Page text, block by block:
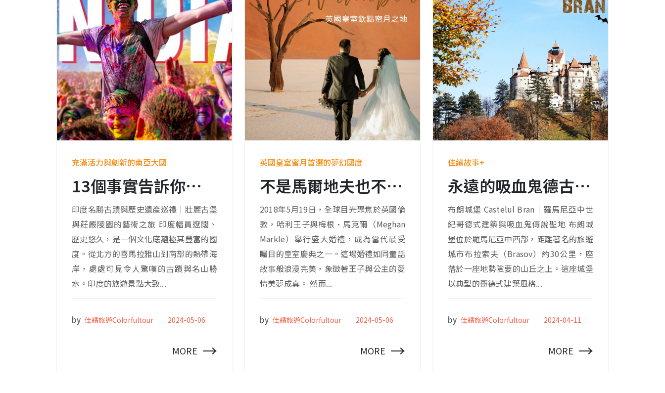
充滿活力與創新的南亞大國
13個事實告訴你，印度並不落後！
印度名勝古蹟與歷史遺產巡禮｜壯麗古堡
與莊嚴陵園的藝術之旅 印度幅員遼闊、
歷史悠久，是一個文化底蘊極其豐富的國
度。從北方的喜馬拉雅山到南部的熱帶海
岸，處處可見令人驚嘆的古蹟與名山勝
水。印度的旅遊景點大致...
by 佳繽旅遊Colorfultour 2024-05-06
MORE →
英國皇室蜜月首選的夢幻國度
不是馬爾地夫也不是巴黎，皇室蜜月竟選這裡！納米比亞魅力無法擋
2018年5月19日，全球目光聚焦於英國倫
敦，哈利王子與梅根·馬克爾（Meghan
Markle）舉行盛大婚禮，成為當代最受
矚目的皇室慶典之一。這場婚禮如同童話
故事般浪漫完美，象徵著王子與公主的愛
情美夢成真。 然而...
by 佳繽旅遊Colorfultour 2024-05-06
MORE →
佳繽故事+
永遠的吸血鬼德古拉伯爵－弗拉德三世Vlad III
布朗城堡 Castelul Bran｜羅馬尼亞中世
紀哥德式建築與吸血鬼傳說聖地 布朗城
堡位於羅馬尼亞中西部，距離著名的旅遊
城市布拉索夫（Brasov）約30公里，座
落於一座地勢險要的山丘之上。這座城堡
以典型的哥德式建築風格...
by 佳繽旅遊Colorfultour 2024-04-11
MORE →